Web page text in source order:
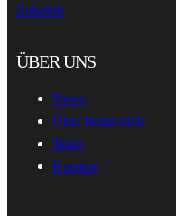
Zubehör
ÜBER UNS
News
Über hema-rack
Team
Karriere